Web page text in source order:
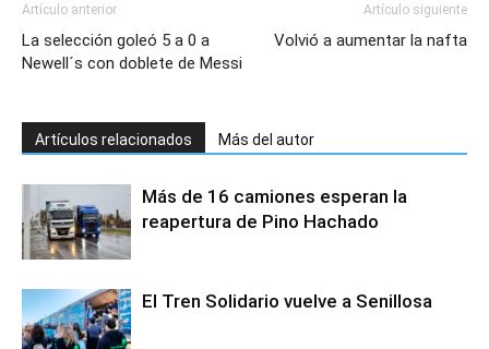
Artículo anterior
La selección goleó 5 a 0 a
Newell´s con doblete de Messi
Artículo siguiente
Volvió a aumentar la nafta
Artículos relacionados Más del autor
Más de 16 camiones esperan la
reapertura de Pino Hachado
El Tren Solidario vuelve a Senillosa